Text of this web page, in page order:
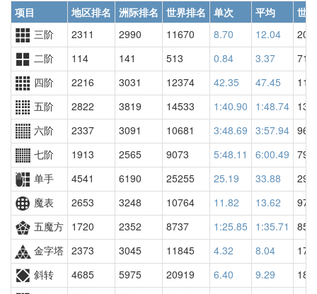
项目 地区排名 洲际排名 世界排名 单次 平均
世
三阶
2311 2990 11670 8.70 12.04
二阶
114 141 513 0.84 3.37
四阶
2216 3031 12374 42.35 47.45
五阶
2822 3819 14533 1:40.90 1:48.74
六阶
2337 3091 10681 3:48.69 3:57.94
七阶
1913 2565 9073 5:48.11 6:00.49
单手
4541 6190 25255 25.19 33.88
魔表
2653 3248 10764 11.82 13.62
五魔方 1720 2352 8737 1:25.85 1:35.71
金字塔 2373 3045 11845 4.32 8.04
斜转
4685 5975 20919 6.40 9.29